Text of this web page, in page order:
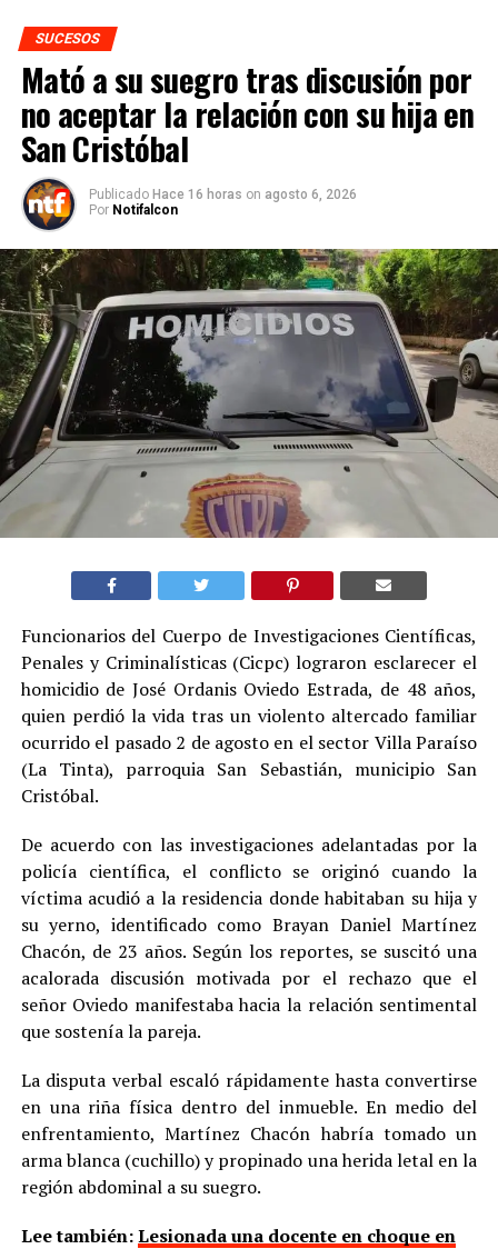
SUCESOS
Mató a su suegro tras discusión por
no aceptar la relación con su hija en
San Cristóbal
Publicado Hace 16 horas on agosto 6, 2026
Por Notifalcon
Funcionarios del Cuerpo de Investigaciones Científicas,
Penales y Criminalísticas (Cicpc) lograron esclarecer el
homicidio de José Ordanis Oviedo Estrada, de 48 años,
quien perdió la vida tras un violento altercado familiar
ocurrido el pasado 2 de agosto en el sector Villa Paraíso
(La Tinta), parroquia San Sebastián, municipio San
Cristóbal.
De acuerdo con las investigaciones adelantadas por la
policía científica, el conflicto se originó cuando la
víctima acudió a la residencia donde habitaban su hija y
su yerno, identificado como Brayan Daniel Martínez
Chacón, de 23 años. Según los reportes, se suscitó una
acalorada discusión motivada por el rechazo que el
señor Oviedo manifestaba hacia la relación sentimental
que sostenía la pareja.
La disputa verbal escaló rápidamente hasta convertirse
en una riña física dentro del inmueble. En medio del
enfrentamiento, Martínez Chacón habría tomado un
arma blanca (cuchillo) y propinado una herida letal en la
región abdominal a su suegro.
Lee también:Lesionada una docente en choque en